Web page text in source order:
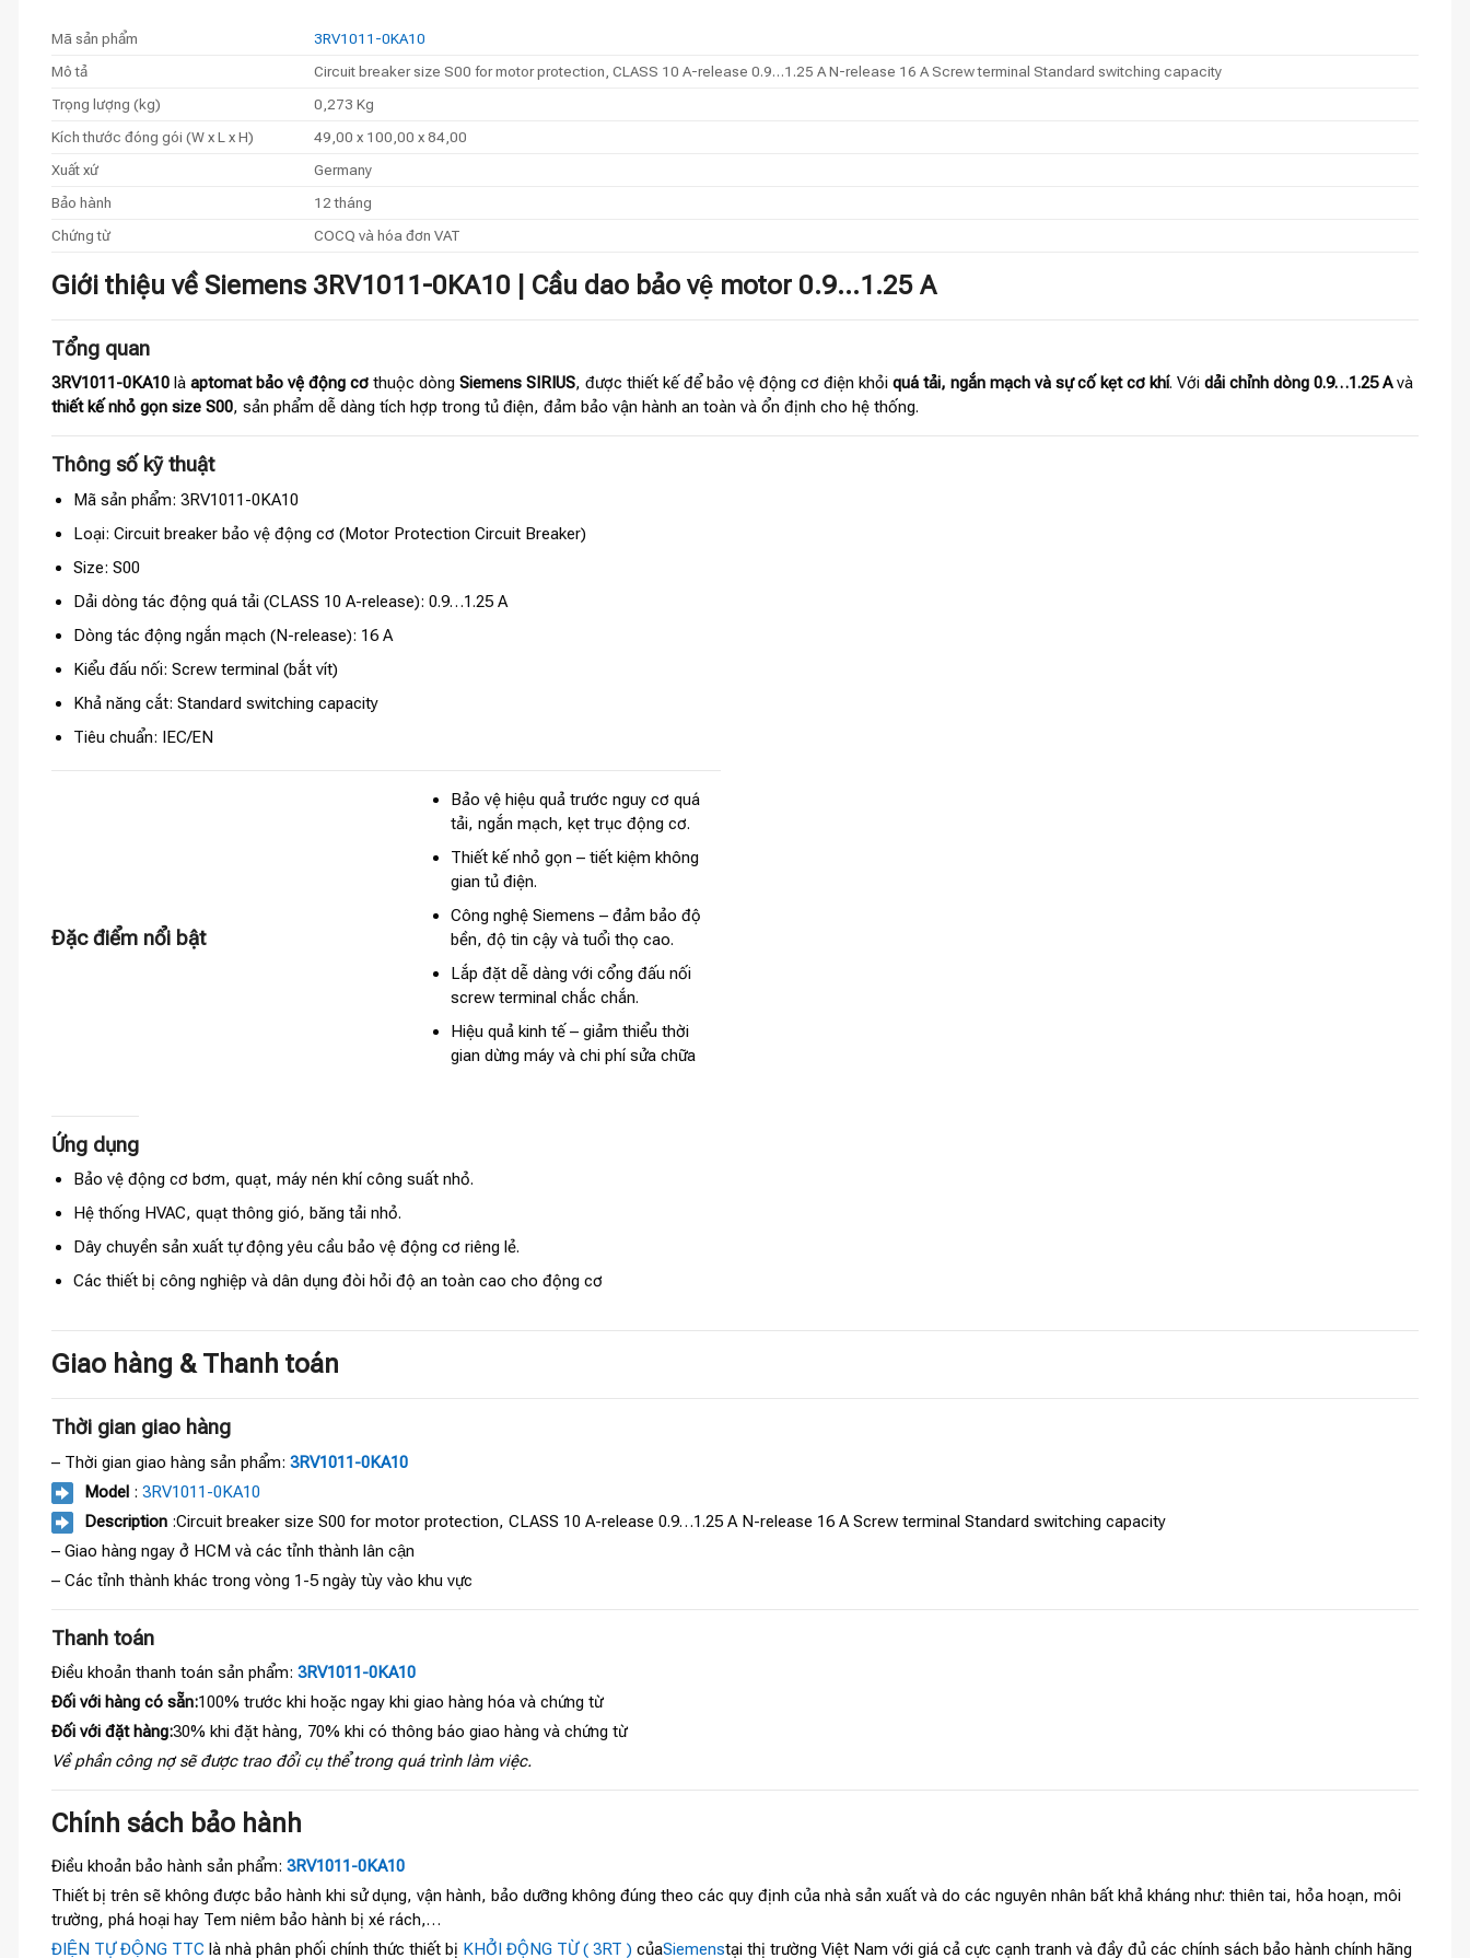
Mã sản phẩm
3RV1011-0KA10
Mô tả
Circuit breaker size S00 for motor protection, CLASS 10 A-release 0.9…1.25 A N-release 16 A Screw terminal Standard switching capacity
Trọng lượng (kg)
0,273 Kg
Kích thước đóng gói (W x L x H)
49,00 x 100,00 x 84,00
Xuất xứ
Germany
Bảo hành
12 tháng
Chứng từ
COCQ và hóa đơn VAT
Giới thiệu về Siemens 3RV1011-0KA10 | Cầu dao bảo vệ motor 0.9…1.25 A
Tổng quan
3RV1011-0KA10 là aptomat bảo vệ động cơ thuộc dòng Siemens SIRIUS, được thiết kế để bảo vệ động cơ điện khỏi quá tải, ngắn mạch và sự cố kẹt cơ khí. Với dải chỉnh dòng 0.9…1.25 Avà
thiết kế nhỏ gọn size S00, sản phẩm dễ dàng tích hợp trong tủ điện, đảm bảo vận hành an toàn và ổn định cho hệ thống.
Thông số kỹ thuật
Mã sản phẩm: 3RV1011-0KA10
Loại: Circuit breaker bảo vệ động cơ (Motor Protection Circuit Breaker)
Size: S00
Dải dòng tác động quá tải (CLASS 10 A-release): 0.9…1.25 A
Dòng tác động ngắn mạch (N-release): 16 A
Kiểu đấu nối: Screw terminal (bắt vít)
Khả năng cắt: Standard switching capacity
Tiêu chuẩn: IEC/EN
Đặc điểm nổi bật
Bảo vệ hiệu quả trước nguy cơ quá
tải, ngắn mạch, kẹt trục động cơ.
Thiết kế nhỏ gọn – tiết kiệm không
gian tủ điện.
Công nghệ Siemens – đảm bảo độ
bền, độ tin cậy và tuổi thọ cao.
Lắp đặt dễ dàng với cổng đấu nối
screw terminal chắc chắn.
Hiệu quả kinh tế – giảm thiểu thời
gian dừng máy và chi phí sửa chữa
Ứng dụng
Bảo vệ động cơ bơm, quạt, máy nén khí công suất nhỏ.
Hệ thống HVAC, quạt thông gió, băng tải nhỏ.
Dây chuyền sản xuất tự động yêu cầu bảo vệ động cơ riêng lẻ.
Các thiết bị công nghiệp và dân dụng đòi hỏi độ an toàn cao cho động cơ
Giao hàng & Thanh toán
Thời gian giao hàng
– Thời gian giao hàng sản phẩm: 3RV1011-0KA10
Model : 3RV1011-0KA10
Description :Circuit breaker size S00 for motor protection, CLASS 10 A-release 0.9…1.25 A N-release 16 A Screw terminal Standard switching capacity
– Giao hàng ngay ở HCM và các tỉnh thành lân cận
– Các tỉnh thành khác trong vòng 1-5 ngày tùy vào khu vực
Thanh toán
Điều khoản thanh toán sản phẩm: 3RV1011-0KA10
Đối với hàng có sẵn:100% trước khi hoặc ngay khi giao hàng hóa và chứng từ
Đối với đặt hàng:30% khi đặt hàng, 70% khi có thông báo giao hàng và chứng từ
Về phần công nợ sẽ được trao đổi cụ thể trong quá trình làm việc.
Chính sách bảo hành
Điều khoản bảo hành sản phẩm: 3RV1011-0KA10
Thiết bị trên sẽ không được bảo hành khi sử dụng, vận hành, bảo dưỡng không đúng theo các quy định của nhà sản xuất và do các nguyên nhân bất khả kháng như: thiên tai, hỏa hoạn, môi
trường, phá hoại hay Tem niêm bảo hành bị xé rách,…
ĐIỆN TỰ ĐỘNG TTC là nhà phân phối chính thức thiết bị KHỞI ĐỘNG TỪ ( 3RT ) củaSiemenstại thị trường Việt Nam với giá cả cực cạnh tranh và đầy đủ các chính sách bảo hành chính hãng